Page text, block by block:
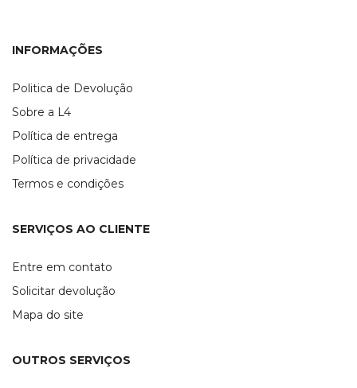
INFORMAÇÕES
Politica de Devolução
Sobre a L4
Política de entrega
Política de privacidade
Termos e condições
SERVIÇOS AO CLIENTE
Entre em contato
Solicitar devolução
Mapa do site
OUTROS SERVIÇOS